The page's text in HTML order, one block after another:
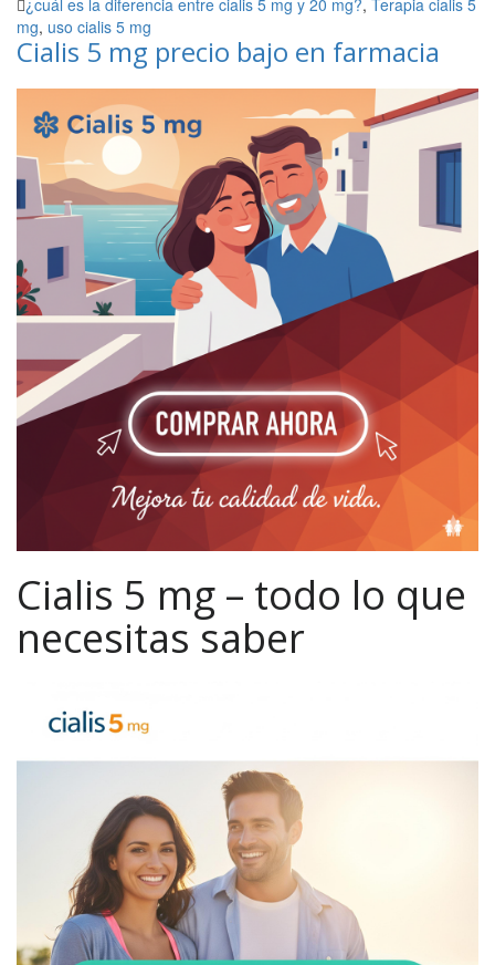
¿cuál es la diferencia entre cialis 5 mg y 20 mg?, Terapia cialis 5
mg, uso cialis 5 mg
Cialis 5 mg precio bajo en farmacia
Cialis 5 mg – todo lo que
necesitas saber